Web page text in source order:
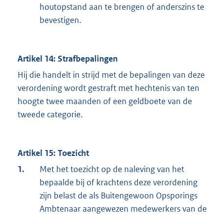
houtopstand aan te brengen of anderszins te
bevestigen.
Artikel 14: Strafbepalingen
Hij die handelt in strijd met de bepalingen van deze
verordening wordt gestraft met hechtenis van ten
hoogte twee maanden of een geldboete van de
tweede categorie.
Artikel 15: Toezicht
1.
Met het toezicht op de naleving van het
bepaalde bij of krachtens deze verordening
zijn belast de als Buitengewoon Opsporings
Ambtenaar aangewezen medewerkers van de